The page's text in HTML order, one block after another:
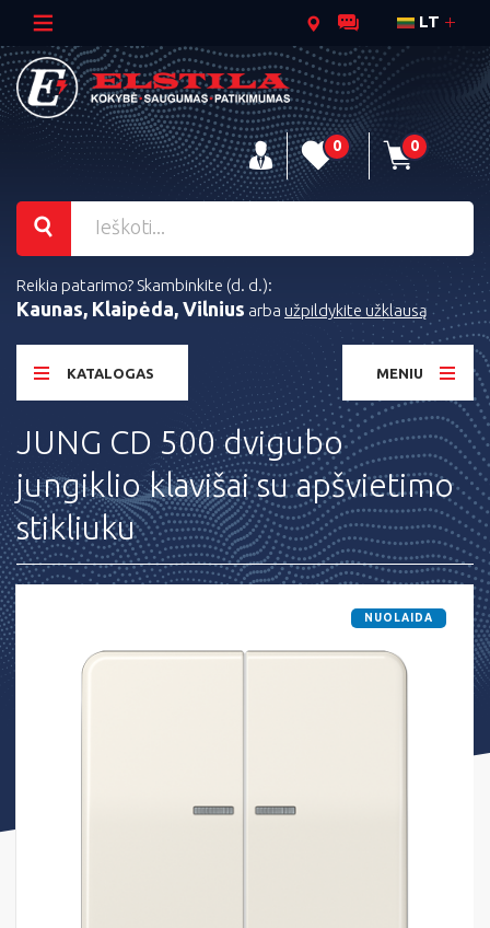
LT
0 0
Reikia patarimo? Skambinkite (d. d.):
Kaunas, Klaipėda, Vilnius arba užpildykite užklausą
KATALOGAS MENIU
JUNG CD 500 dvigubo
jungiklio klavišai su apšvietimo
stikliuku
NUOLAIDA